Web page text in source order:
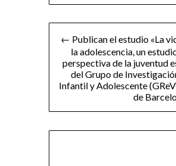
Navegación
entradas
← Publican el estudio «La
la adolescencia, un
perspectiva de la juventud
del Grupo de
Infantil y Adolescente
de